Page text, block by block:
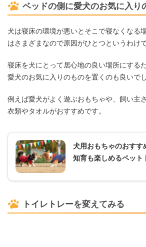
ベッドの側に愛犬のお気に入り
犬は寝床の環境が悪いとそこで寝なくなる
はさまざまなので原因がひとつというわけ
寝床を犬にとって居心地の良い場所にする
愛犬のお気に入りのものを置くのも良いでし
例えば愛犬がよく遊ぶおもちゃや、飼い主
衣類やタオルがおすすめです。
犬用おもちゃのおす
知育も楽しめるペット
トイレトレーを変えてみる